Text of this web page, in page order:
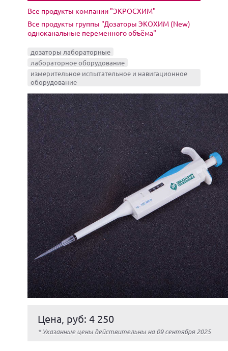
Все продукты компании "ЭКРОСХИМ"
Все продукты группы "Дозаторы ЭКОХИМ (New)
одноканальные переменного объёма"
дозаторы лабораторные
лабораторное оборудование
измерительное испытательное и навигационное
оборудование
Цена, руб: 4 250
* Указанные цены действительны на 09 сентября 2025